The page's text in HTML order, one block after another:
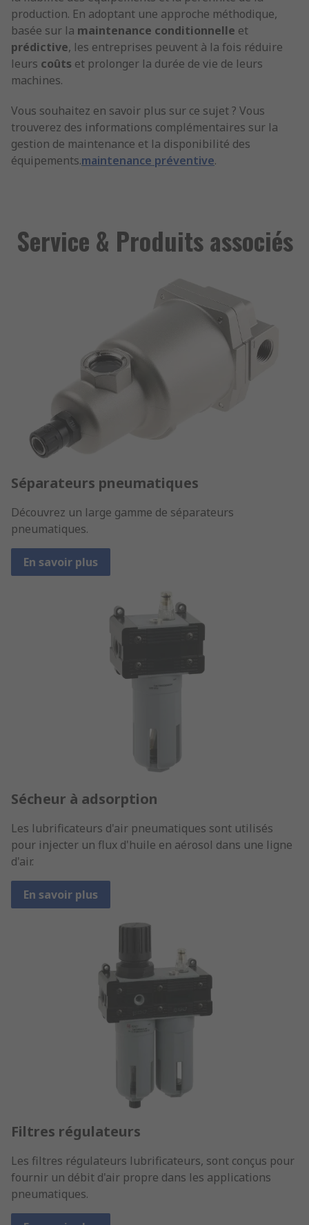
production. En adoptant une approche méthodique,
basée sur la maintenance conditionnelle et
prédictive, les entreprises peuvent à la fois réduire
leurs coûts et prolonger la durée de vie de leurs
machines.
Vous souhaitez en savoir plus sur ce sujet ? Vous
trouverez des informations complémentaires sur la
gestion de maintenance et la disponibilité des
équipements.maintenance préventive.
Service & Produits associés
Séparateurs pneumatiques
Découvrez un large gamme de séparateurs
pneumatiques.
En savoir plus
Sécheur à adsorption
Les lubrificateurs d'air pneumatiques sont utilisés
pour injecter un flux d'huile en aérosol dans une ligne
d'air.
En savoir plus
Filtres régulateurs
Les filtres régulateurs lubrificateurs, sont conçus pour
fournir un débit d'air propre dans les applications
pneumatiques.